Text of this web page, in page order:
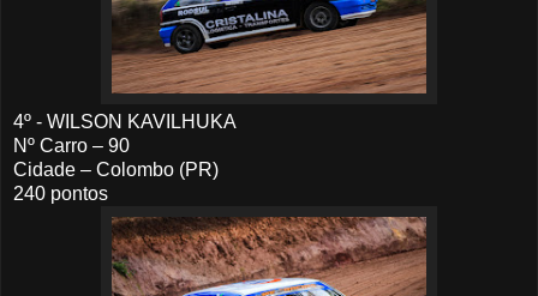
4º - WILSON KAVILHUKA
Nº Carro – 90
Cidade – Colombo (PR)
240 pontos